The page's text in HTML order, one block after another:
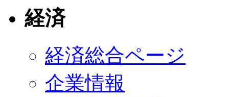
経済
経済総合ページ
企業情報